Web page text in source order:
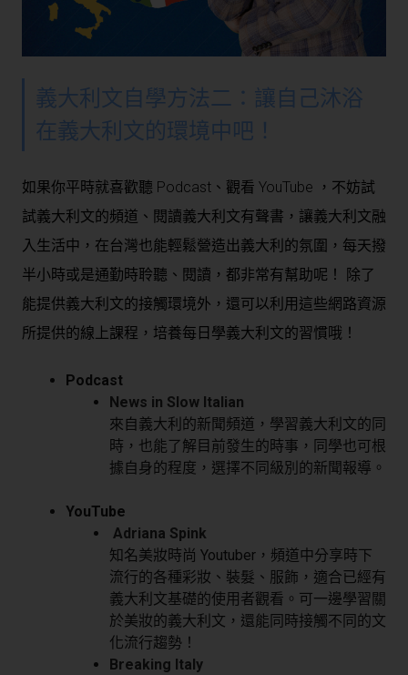
義大利文自學方法二：讓自己沐浴
在義大利文的環境中吧！
如果你平時就喜歡聽 Podcast、觀看 YouTube ，不妨試
試義大利文的頻道、閱讀義大利文有聲書，讓義大利文融
入生活中，在台灣也能輕鬆營造出義大利的氛圍，每天撥
半小時或是通勤時聆聽、閱讀，都非常有幫助呢！ 除了
能提供義大利文的接觸環境外，還可以利用這些網路資源
所提供的線上課程，培養每日學義大利文的習慣哦！
Podcast
News in Slow Italian
來自義大利的新聞頻道，學習義大利文的同
時，也能了解目前發生的時事，同學也可根
據自身的程度，選擇不同級別的新聞報導。
YouTube
Adriana Spink
知名美妝時尚 Youtuber，頻道中分享時下
流行的各種彩妝、裝髮、服飾，適合已經有
義大利文基礎的使用者觀看。可一邊學習關
於美妝的義大利文，還能同時接觸不同的文
化流行趨勢！
Breaking Italy